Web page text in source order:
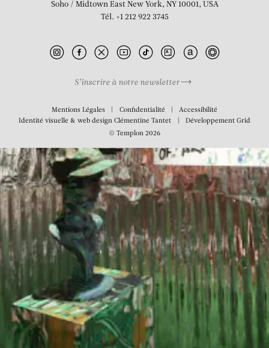
Soho / Midtown East New York, NY 10001, USA
Tél. +1 212 922 3745
S’inscrire à notre newsletter
Mentions Légales Confidentialité
Accessibilité
Identité visuelle & web designClémentine Tantet Développement Grid
© Templon 2026